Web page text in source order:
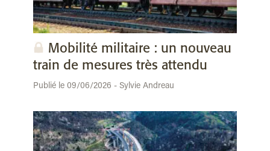
Mobilité militaire : un nouveau
train de mesures très attendu
Publié le 09/06/2026 - Sylvie Andreau